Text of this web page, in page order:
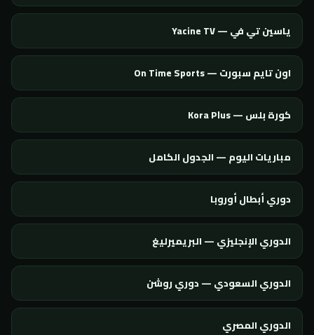
ياسين تي في — Yacine TV
اون تايم سبورت — On Time Sports
كورة بلس — Kora Plus
مباريات اليوم — الجدول الكامل
دوري أبطال أوروبا
الدوري الإنجليزي — البريميرليغ
الدوري السعودي — دوري روشن
الدوري المصري